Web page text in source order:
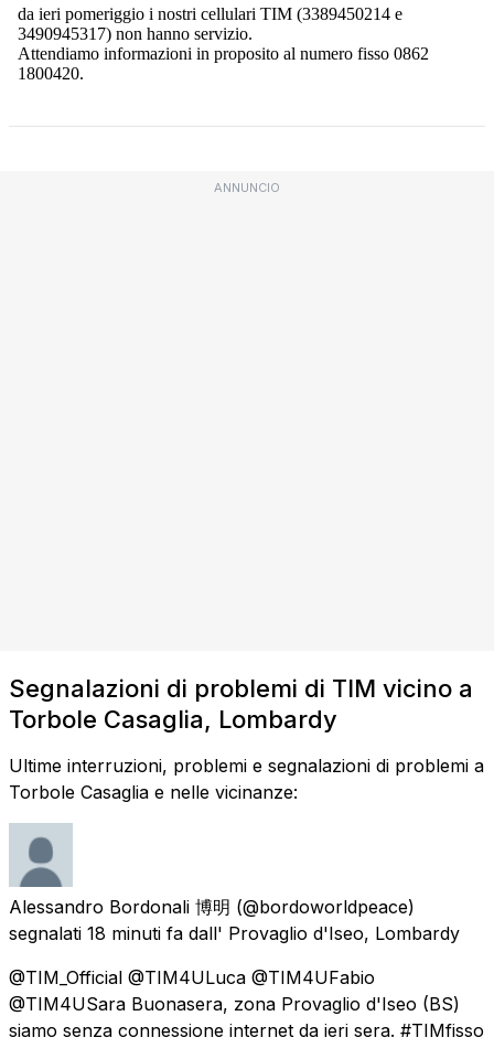
ANNUNCIO
Segnalazioni di problemi di TIM vicino a
Torbole Casaglia, Lombardy
Ultime interruzioni, problemi e segnalazioni di problemi a
Torbole Casaglia e nelle vicinanze:
Alessandro Bordonali 博明 (@bordoworldpeace)
segnalati 18 minuti fa dall' Provaglio d'Iseo, Lombardy
@TIM_Official @TIM4ULuca @TIM4UFabio
@TIM4USara Buonasera, zona Provaglio d'Iseo (BS)
siamo senza connessione internet da ieri sera. #TIMfisso